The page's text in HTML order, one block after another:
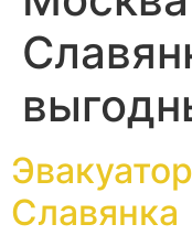
Славянка